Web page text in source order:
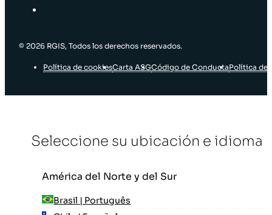
© 2026 RGIS, Todos los derechos reservados.
Política de cookiesCarta ASGCódigo de ConductaPolítica de
Seleccione su ubicación e idioma
América del Norte y del Sur
Brasil | Português